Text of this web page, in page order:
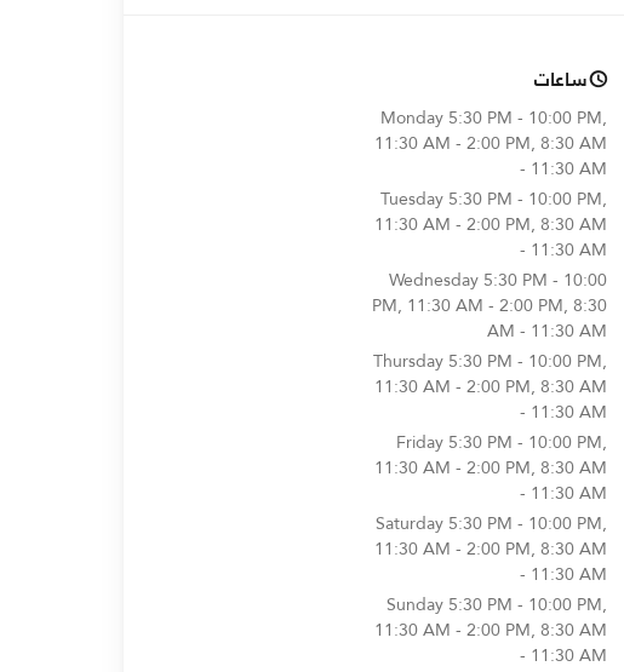
ساعات
Monday 5:30 PM - 10:00 PM,
11:30 AM - 2:00 PM, 8:30 AM
- 11:30 AM
Tuesday 5:30 PM - 10:00 PM,
11:30 AM - 2:00 PM, 8:30 AM
- 11:30 AM
Wednesday 5:30 PM - 10:00
PM, 11:30 AM - 2:00 PM, 8:30
AM - 11:30 AM
Thursday 5:30 PM - 10:00 PM,
11:30 AM - 2:00 PM, 8:30 AM
- 11:30 AM
Friday 5:30 PM - 10:00 PM,
11:30 AM - 2:00 PM, 8:30 AM
- 11:30 AM
Saturday 5:30 PM - 10:00 PM,
11:30 AM - 2:00 PM, 8:30 AM
- 11:30 AM
Sunday 5:30 PM - 10:00 PM,
11:30 AM - 2:00 PM, 8:30 AM
- 11:30 AM